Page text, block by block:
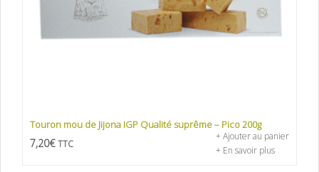
Touron mou de Jijona IGP Qualité suprême – Pico 200g
7,20€ TTC
+ Ajouter au panier
+ En savoir plus